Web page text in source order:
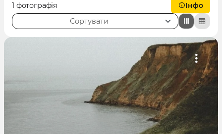
1 фотографія
Інфо
Сортувати